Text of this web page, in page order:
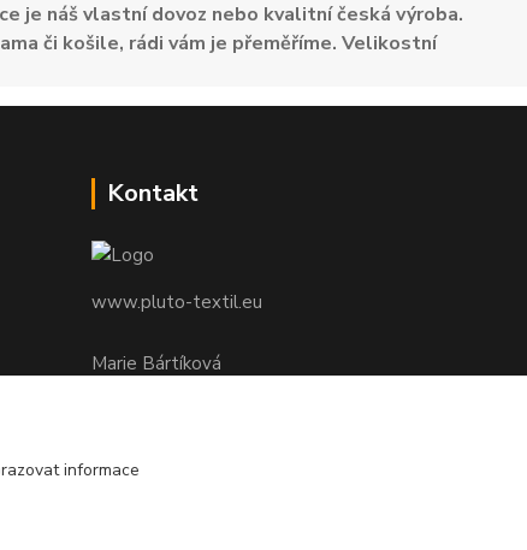
je náš vlastní dovoz nebo kvalitní česká výroba.
či košile, rádi vám je přeměříme. Velikostní
Kontakt
www.pluto-textil.eu
Marie Bártíková
pluto@pluto.eu
informace